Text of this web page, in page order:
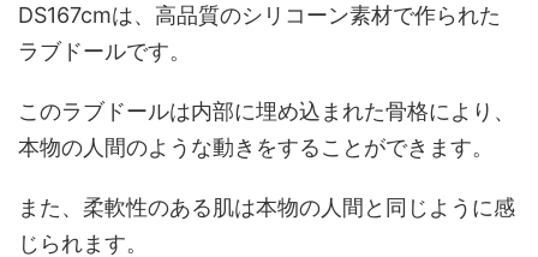
DS167cmは、高品質のシリコーン素材で作られた
ラブドールです。
このラブドールは内部に埋め込まれた骨格により、
本物の人間のような動きをすることができます。
また、柔軟性のある肌は本物の人間と同じように感
じられます。